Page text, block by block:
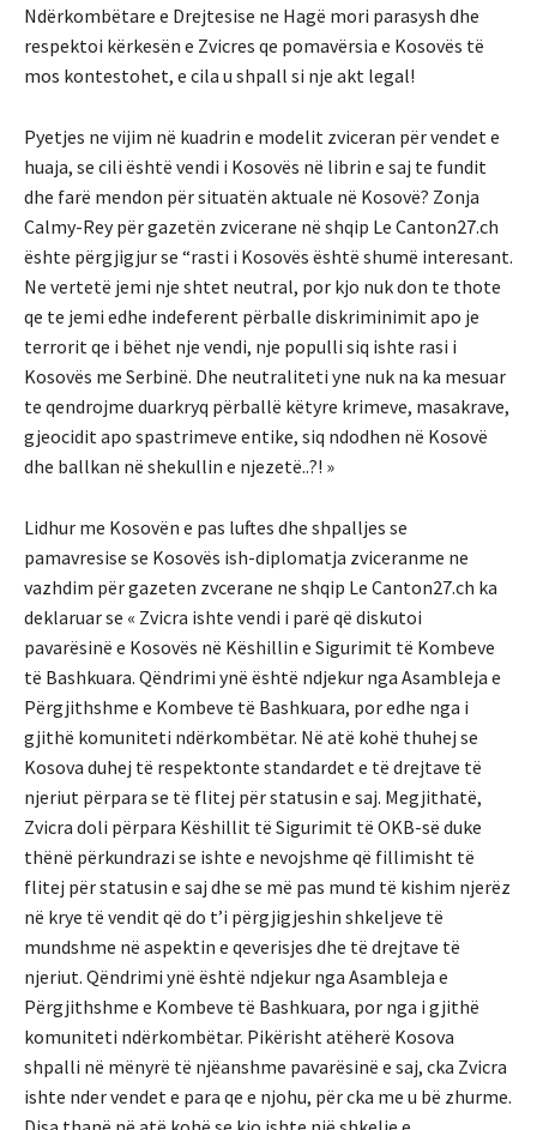
Ndërkombëtare e Drejtesise ne Hagë mori parasysh dhe
respektoi kërkesën e Zvicres qe pomavërsia e Kosovës të
mos kontestohet, e cila u shpall si nje akt legal!
Pyetjes ne vijim në kuadrin e modelit zviceran për vendet e
huaja, se cili është vendi i Kosovës në librin e saj te fundit
dhe farë mendon për situatën aktuale në Kosovë? Zonja
Calmy-Rey për gazetën zvicerane në shqip Le Canton27.ch
ështe përgjigjur se “rasti i Kosovës është shumë interesant.
Ne vertetë jemi nje shtet neutral, por kjo nuk don te thote
qe te jemi edhe indeferent përballe diskriminimit apo je
terrorit qe i bëhet nje vendi, nje populli siq ishte rasi i
Kosovës me Serbinë. Dhe neutraliteti yne nuk na ka mesuar
te qendrojme duarkryq përballë këtyre krimeve, masakrave,
gjeocidit apo spastrimeve entike, siq ndodhen në Kosovë
dhe ballkan në shekullin e njezetë..?! »
Lidhur me Kosovën e pas luftes dhe shpalljes se
pamavresise se Kosovës ish-diplomatja zviceranme ne
vazhdim për gazeten zvcerane ne shqip Le Canton27.ch ka
deklaruar se « Zvicra ishte vendi i parë që diskutoi
pavarësinë e Kosovës në Këshillin e Sigurimit të Kombeve
të Bashkuara. Qëndrimi ynë është ndjekur nga Asambleja e
Përgjithshme e Kombeve të Bashkuara, por edhe nga i
gjithë komuniteti ndërkombëtar. Në atë kohë thuhej se
Kosova duhej të respektonte standardet e të drejtave të
njeriut përpara se të flitej për statusin e saj. Megjithatë,
Zvicra doli përpara Këshillit të Sigurimit të OKB-së duke
thënë përkundrazi se ishte e nevojshme që fillimisht të
flitej për statusin e saj dhe se më pas mund të kishim njerëz
në krye të vendit që do t’i përgjigjeshin shkeljeve të
mundshme në aspektin e qeverisjes dhe të drejtave të
njeriut. Qëndrimi ynë është ndjekur nga Asambleja e
Përgjithshme e Kombeve të Bashkuara, por nga i gjithë
komuniteti ndërkombëtar. Pikërisht atëherë Kosova
shpalli në mënyrë të njëanshme pavarësinë e saj, cka Zvicra
ishte nder vendet e para qe e njohu, për cka me u bë zhurme.